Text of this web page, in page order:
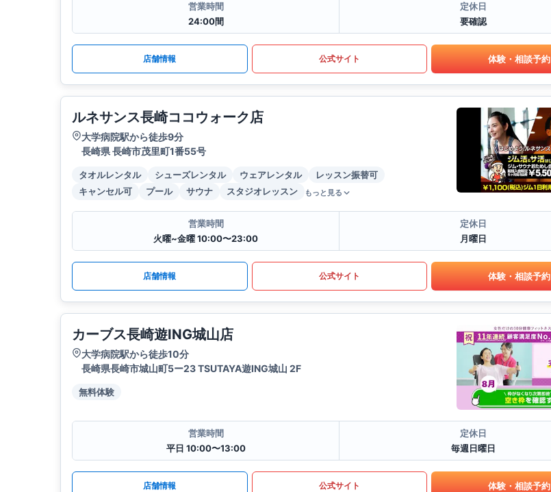
営業時間
24:00間
定休日
要確認
店舗情報 公式サイト 体験・相談予約
ルネサンス長崎ココウォーク店
大学病院駅から徒歩9分
長崎県 長崎市茂里町1番55号
タオルレンタル シューズレンタル ウェアレンタル
レッスン振替可
キャンセル可
プール サウナ スタジオレッスン もっと見る
営業時間
火曜~金曜 10:00〜23:00
定休日
月曜日
店舗情報 公式サイト 体験・相談予約
カーブス長崎遊ING城山店
大学病院駅から徒歩10分
長崎県長崎市城山町5ー23 TSUTAYA遊ING城山 2F
無料体験
営業時間
平日 10:00〜13:00
定休日
毎週日曜日
店舗情報 公式サイト 体験・相談予約